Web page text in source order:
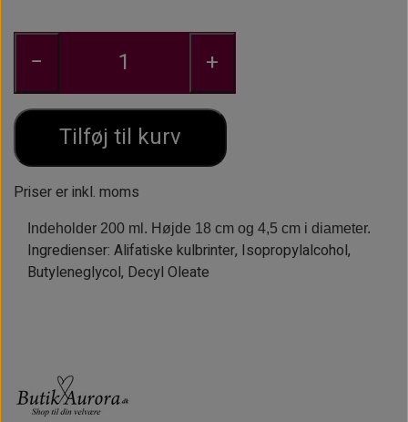
PINCETTER OG EPILATORER.
− +
Tilføj til kurv
Priser er inkl. moms
Indeholder 200 ml. Højde 18 cm og 4,5 cm i diameter.
Ingredienser: Alifatiske kulbrinter, Isopropylalcohol,
Butyleneglycol, Decyl Oleate